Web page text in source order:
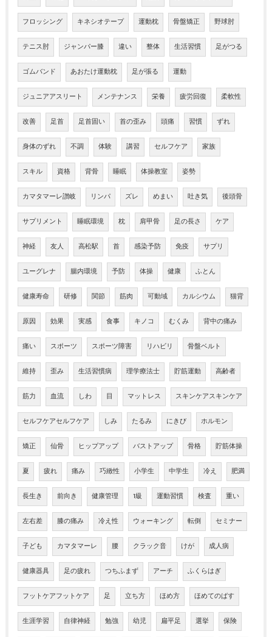
フロッシング キネシオテープ 運動枕 骨盤矯正 野球肘
テニス肘 ジャンパー膝 違い 整体 生活習慣 足がつる
ゴムバンド あおたけ運動枕 足が張る 運動
ジュニアアスリート メンテナンス 栄養 疲労回復 柔軟性
改善 足首 足首固い 首の歪み 頭痛 習慣 ずれ
身体のずれ 不調 体験 講習 セルフケア 家族
スキル 資格 背骨 睡眠 体操教室 姿勢
カマタマーレ讃岐 リンパ ズレ めまい 吐き気 後頭骨
サプリメント 睡眠環境 枕 肩甲骨 足の長さ ケア
神経 友人 高松駅 首 感染予防 免疫 サプリ
ユーグレナ 腸内環境 予防 体操 健康 ふとん
健康寿命 研修 関節 筋肉 可動域 カルシウム 猫背
原因 効果 実感 食事 キノコ むくみ 背中の痛み
痛い スポーツ スポーツ障害 リハビリ 骨盤ベルト
維持 歪み 生活習慣病 理学療法士 貯筋運動 高齢者
筋力 血流 しわ 目 マットレス スキンケアスキンケア
セルフケアセルフケア しみ たるみ にきび ホルモン
矯正 仙骨 ヒップアップ バストアップ 骨格 貯筋体操
夏 疲れ 痛み 巧緻性 小学生 中学生 冷え 肥満
長生き 前向き 健康管理 1級 運動習慣 検査 重い
左右差 膝の痛み 冷え性 ウォーキング 転倒 セミナー
子ども カマタマーレ 腰 クラック音 けが 成人病
健康器具 足の疲れ つちふまず アーチ ふくらはぎ
フットケアフットケア 足 立ち方 ほめ方 ほめてのばす
生涯学習 自律神経 勉強 幼児 扁平足 選挙 保険